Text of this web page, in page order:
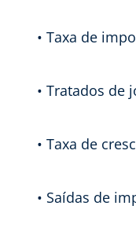
• Taxa de
• Tratados de
• Taxa de
• Saídas de